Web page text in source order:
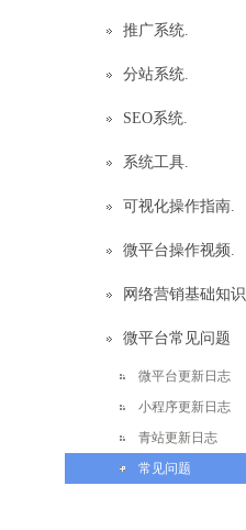
推广系统.
分站系统.
SEO系统.
系统工具.
可视化操作指南.
微平台操作视频.
网络营销基础知识
微平台常见问题
微平台更新日志
小程序更新日志
青站更新日志
常见问题